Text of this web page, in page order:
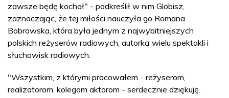
zawsze będę kochał" - podkreślił w nim Globisz,
zaznaczając, że tej miłości nauczyła go Romana
Bobrowska, która była jednym z najwybitniejszych
polskich reżyserów radiowych, autorką wielu spektakli i
słuchowisk radiowych.
"Wszystkim, z którymi pracowałem - reżyserom,
realizatorom, kolegom aktorom - serdecznie dziękuję.